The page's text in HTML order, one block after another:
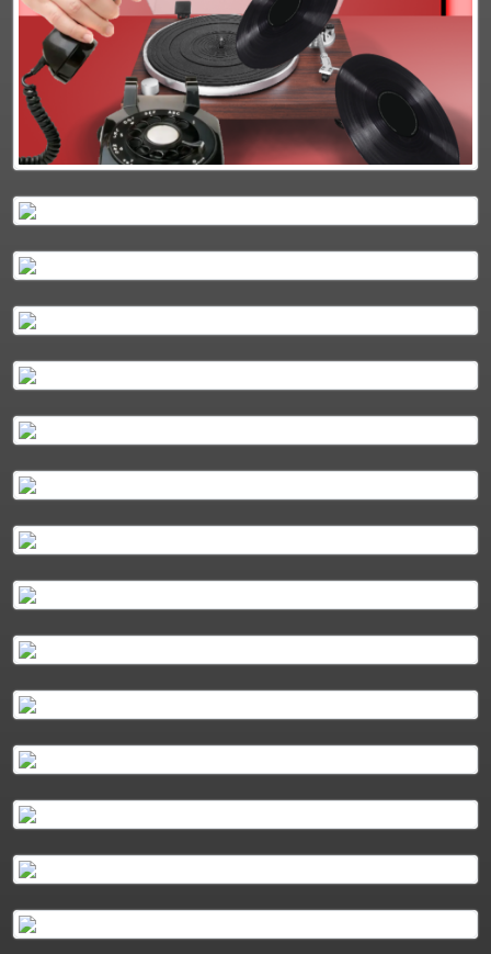
Plus d'info Podcasts
Plus d'info Podcasts
Plus d'info Podcasts
Plus d'info Podcasts
Plus d'info
Plus d'info Podcasts
Plus d'info Podcasts